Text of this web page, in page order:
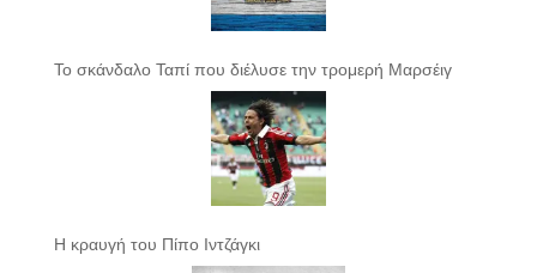
Το σκάνδαλο Ταπί που διέλυσε την τρομερή Μαρσέιγ
Η κραυγή του Πίπο Ιντζάγκι